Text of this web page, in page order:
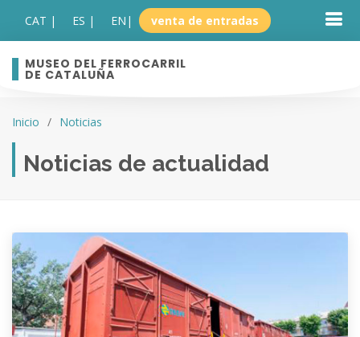
CAT | ES | EN | venta de entradas
MUSEO DEL FERROCARRIL
DE CATALUÑA
Inicio Noticias
Noticias de actualidad